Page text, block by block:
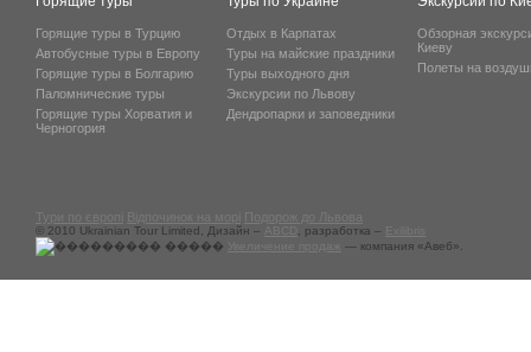
Горящие туры в Турцию
Автобусные туры в Европу
Горящие туры в Болгарию
Паломнические туры
Горящие туры Хорватия и
Черногория
Отдых в Карпатах
Туры на майские праздники
Туры выходного дня
Экскурсии по Львову
Дендропарки и заповедники
Обзорная
Киеву
Полеты на
© 2010 Ukrainian Tour Limited, Дизайн – , разработка –
Exilibris
Увеличение продаж
— компания «Авеб».
Тури по європі Відпочинок на морі Подорож до Львова